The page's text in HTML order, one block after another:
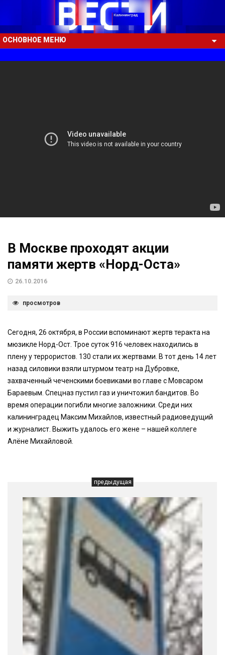
ОСНОВНОЕ МЕНЮ
В Москве проходят акции
памяти жертв «Норд-Оста»
26.10.2016
просмотров
Сегодня, 26 октября, в России вспоминают жертв теракта на
мюзикле Норд-Ост. Трое суток 916 человек находились в
плену у террористов. 130 стали их жертвами. В тот день 14 лет
назад силовики взяли штурмом театр на Дубровке,
захваченный чеченскими боевиками во главе с Мовсаром
Бараевым. Спецназ пустил газ и уничтожил бандитов. Во
время операции погибли многие заложники. Среди них
калининградец Максим Михайлов, известный радиоведущий
и журналист. Выжить удалось его жене – нашей коллеге
Алёне Михайловой.
предыдущая